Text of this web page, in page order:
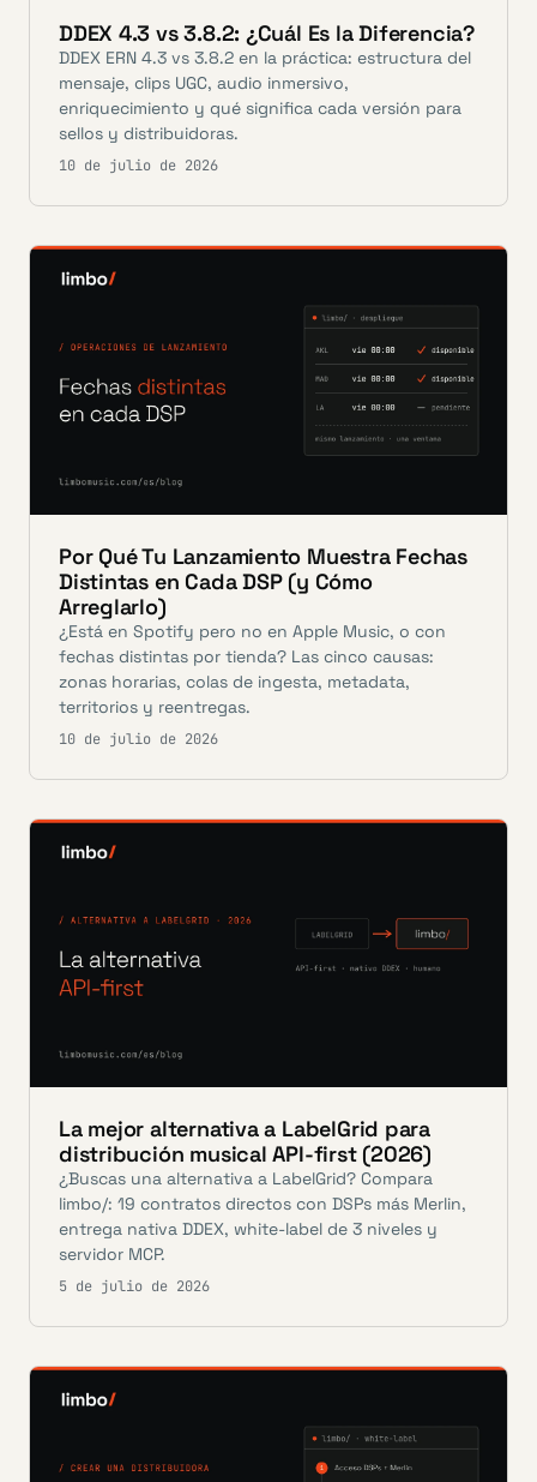
DDEX 4.3 vs 3.8.2: ¿Cuál Es la Diferencia?
DDEX ERN 4.3 vs 3.8.2 en la práctica: estructura del
mensaje, clips UGC, audio inmersivo,
enriquecimiento y qué significa cada versión para
sellos y distribuidoras.
10 de julio de 2026
Por Qué Tu Lanzamiento Muestra Fechas
Distintas en Cada DSP (y Cómo
Arreglarlo)
¿Está en Spotify pero no en Apple Music, o con
fechas distintas por tienda? Las cinco causas:
zonas horarias, colas de ingesta, metadata,
territorios y reentregas.
10 de julio de 2026
La mejor alternativa a LabelGrid para
distribución musical API-first (2026)
¿Buscas una alternativa a LabelGrid? Compara
limbo/: 19 contratos directos con DSPs más Merlin,
entrega nativa DDEX, white-label de 3 niveles y
servidor MCP.
5 de julio de 2026